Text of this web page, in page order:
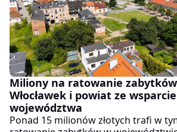
Miliony na ratowanie
Włocławek i powiat ze
województwa
Ponad 15 milionów złotych trafi w